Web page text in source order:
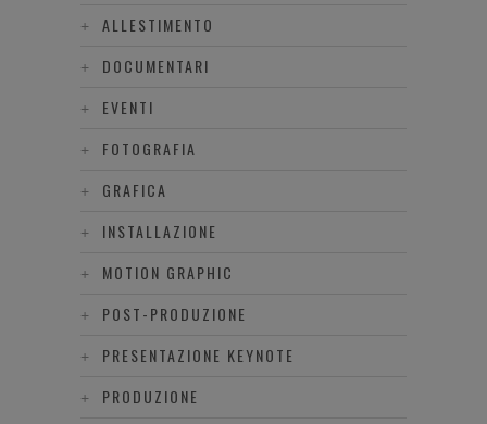
ALLESTIMENTO
DOCUMENTARI
EVENTI
FOTOGRAFIA
GRAFICA
INSTALLAZIONE
MOTION GRAPHIC
POST-PRODUZIONE
PRESENTAZIONE KEYNOTE
PRODUZIONE